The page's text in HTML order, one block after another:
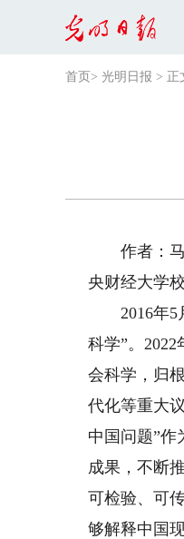
首页 > 光明日报 > 正
作者：马
央财经大学
2016年5月
科学”。
会科学，归
代化等重大
中国问题”作
成果，不断
可检验、可
够解释中国